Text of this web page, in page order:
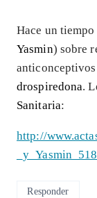
Hace un
Yasmin) sobre
drospiredona.
Sanitaria:
http://
Responder